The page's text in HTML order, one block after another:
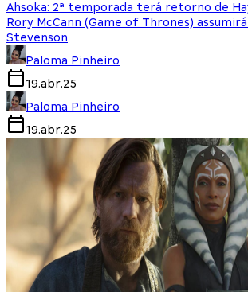
Ahsoka: 2ª temporada terá retorno de
Rory McCann (Game of Thrones)
Stevenson
Paloma Pinheiro
19.abr.25
Paloma Pinheiro
19.abr.25